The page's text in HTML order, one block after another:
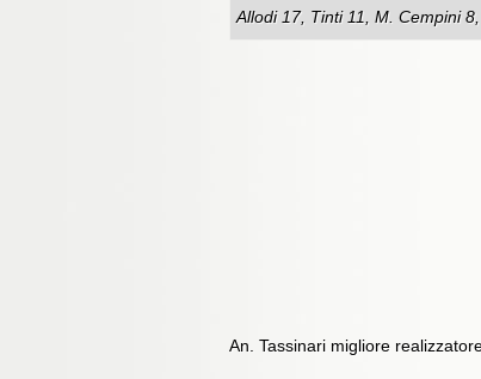
Allodi 17, Tinti 11, M. Cempini
An. Tassinari migliore